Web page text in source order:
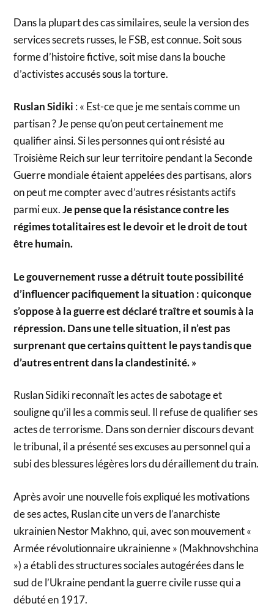
Dans la plupart des cas similaires, seule la version des
services secrets russes, le FSB, est connue. Soit sous
forme d’histoire fictive, soit mise dans la bouche
d’activistes accusés sous la torture.
Ruslan Sidiki : « Est-ce que je me sentais comme un
partisan ? Je pense qu’on peut certainement me
qualifier ainsi. Si les personnes qui ont résisté au
Troisième Reich sur leur territoire pendant la Seconde
Guerre mondiale étaient appelées des partisans, alors
on peut me compter avec d’autres résistants actifs
parmi eux.Je pense que la résistance contre les
régimes totalitaires est le devoir et le droit de tout
être humain.
Le gouvernement russe a détruit toute possibilité
d’influencer pacifiquement la situation : quiconque
s’oppose à la guerre est déclaré traître et soumis à la
répression. Dans une telle situation, il n’est pas
surprenant que certains quittent le pays tandis que
d’autres entrent dans la clandestinité. »
Ruslan Sidiki reconnaît les actes de sabotage et
souligne qu’il les a commis seul. Il refuse de qualifier ses
actes de terrorisme. Dans son dernier discours devant
le tribunal, il a présenté ses excuses au personnel qui a
subi des blessures légères lors du déraillement du train.
Après avoir une nouvelle fois expliqué les motivations
de ses actes, Ruslan cite un vers de l’anarchiste
ukrainien Nestor Makhno, qui, avec son mouvement «
Armée révolutionnaire ukrainienne » (Makhnovshchina
») a établi des structures sociales autogérées dans le
sud de l’Ukraine pendant la guerre civile russe qui a
débuté en 1917.